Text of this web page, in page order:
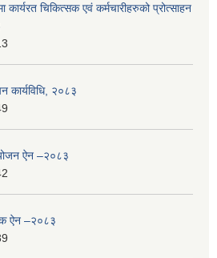
चिकित्सक एवं कर्मचारीहरुको प्रोत्साहन
कार्यविधि, २०८३
ऐन –२०८३
ऐन –२०८३